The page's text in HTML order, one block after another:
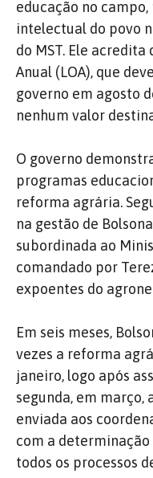
educação no
intelectual do povo
do MST. Ele
Anual (LOA), que
governo em agosto
nenhum valor
O governo
programas
reforma agrária.
na gestão de
subordinada ao
comandado por
expoentes do
Em seis meses,
vezes a reforma
janeiro, logo após
segunda, em março,
enviada aos
com a determinação
todos os processos